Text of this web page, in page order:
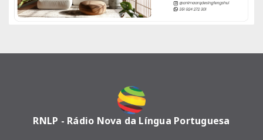
RNLP - Rádio Nova da Língua Portuguesa